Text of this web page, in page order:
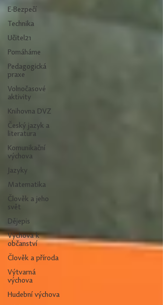
E-Bezpečí
Technika
Učitel21
Pomáháme
Pedagogická
praxe
Volnočasové
aktivity
Knihovna DVZ
Český jazyk a
literatura
Komunikační
výchova
Jazyky
Matematika
Člověk a jeho
svět
Dějepis
Výchova k
občanství
Člověk a příroda
Výtvarná
výchova
Hudební výchova